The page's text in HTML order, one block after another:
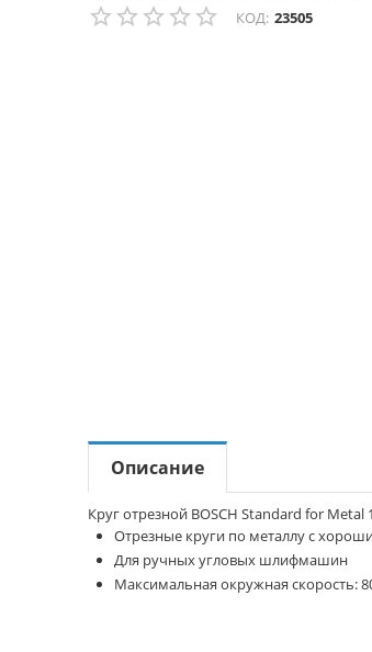
КОД: 23505
Описание
Круг отрезной BOSCH Standard for Metal
Отрезные круги по металлу с
Для ручных угловых шлифмашин
Максимальная окружная скорость: